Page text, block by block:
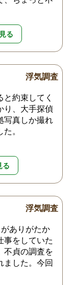
る
浮気調査
約束してく
り、大手探偵
写真しか撮れ
。
る
浮気調査
ありがたか
事をしていた
不貞の調査を
ました。今回